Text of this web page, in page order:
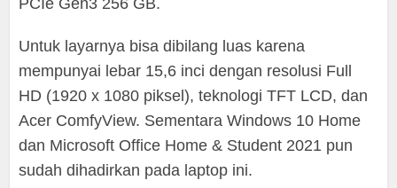
Untuk layarnya bisa dibilang luas karena
mempunyai lebar 15,6 inci dengan resolusi Full
HD (1920 x 1080 piksel), teknologi TFT LCD, dan
Acer ComfyView. Sementara Windows 10 Home
dan Microsoft Office Home & Student 2021 pun
sudah dihadirkan pada laptop ini.